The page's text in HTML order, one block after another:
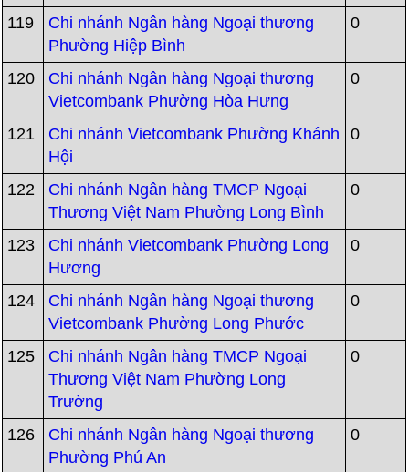
119
Chi nhánh Ngân hàng Ngoại thương
Phường Hiệp Bình
0
120
Chi nhánh Ngân hàng Ngoại thương
Vietcombank Phường Hòa Hưng
0
121
Chi nhánh Vietcombank Phường Khánh
Hội
0
122
Chi nhánh Ngân hàng TMCP Ngoại
Thương Việt Nam Phường Long Bình
0
123
Chi nhánh Vietcombank Phường Long
Hương
0
124
Chi nhánh Ngân hàng Ngoại thương
Vietcombank Phường Long Phước
0
125
Chi nhánh Ngân hàng TMCP Ngoại
Thương Việt Nam Phường Long
Trường
0
126
Chi nhánh Ngân hàng Ngoại thương
Phường Phú An
0